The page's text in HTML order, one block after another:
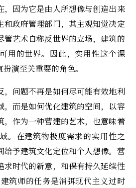
，因为它是由人所想像与创造出来
和政府管理部门，其主观知觉决定
管艺术自称反世界的立场，建筑的
用的世界。因此，实用性这个课
演至关重要的角色。
，问题不再是如何尽可能有效地利
，而是如何优化建筑的空间，以容
，作为一种营建的艺术，也意味着
。在建筑物极度需求的实用性之
给予建筑文化定位和个人想像。营
求时代的新意，和保有持久延续性
筑师的任务是消弭现代主义过时